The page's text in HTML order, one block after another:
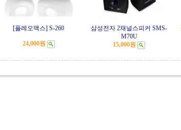
[플레오맥스] S-260
24,000원
삼성전자 2채널스피커 SMS-
M70U
15,000원